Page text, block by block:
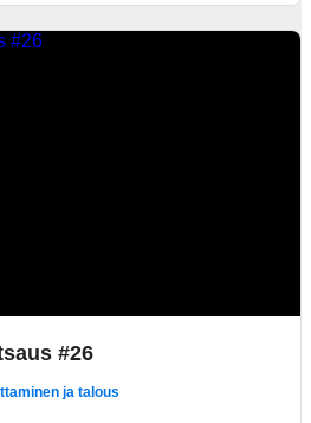
#26
ja talous